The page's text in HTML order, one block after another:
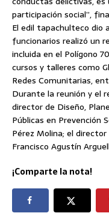
participación social”,
El edil tapachulteco dio
funcionarios realizó un
incluida en el Polígono
cursos y talleres como
Redes Comunitarias,
Durante la reunión y el
director de Diseño,
Públicas en Prevención
Pérez Molina; el
Francisco Agustín
¡Comparte la nota!